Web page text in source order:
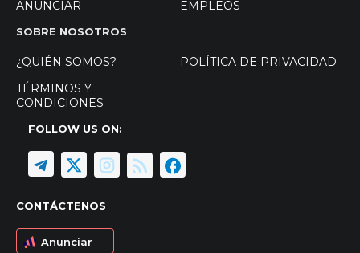
ANUNCIAR
EMPLEOS
SOBRE NOSOTROS
¿QUIÉN SOMOS?
POLÍTICA DE PRIVACIDAD
TÉRMINOS Y
CONDICIONES
FOLLOW US ON:
CONTÁCTENOS
Anunciar